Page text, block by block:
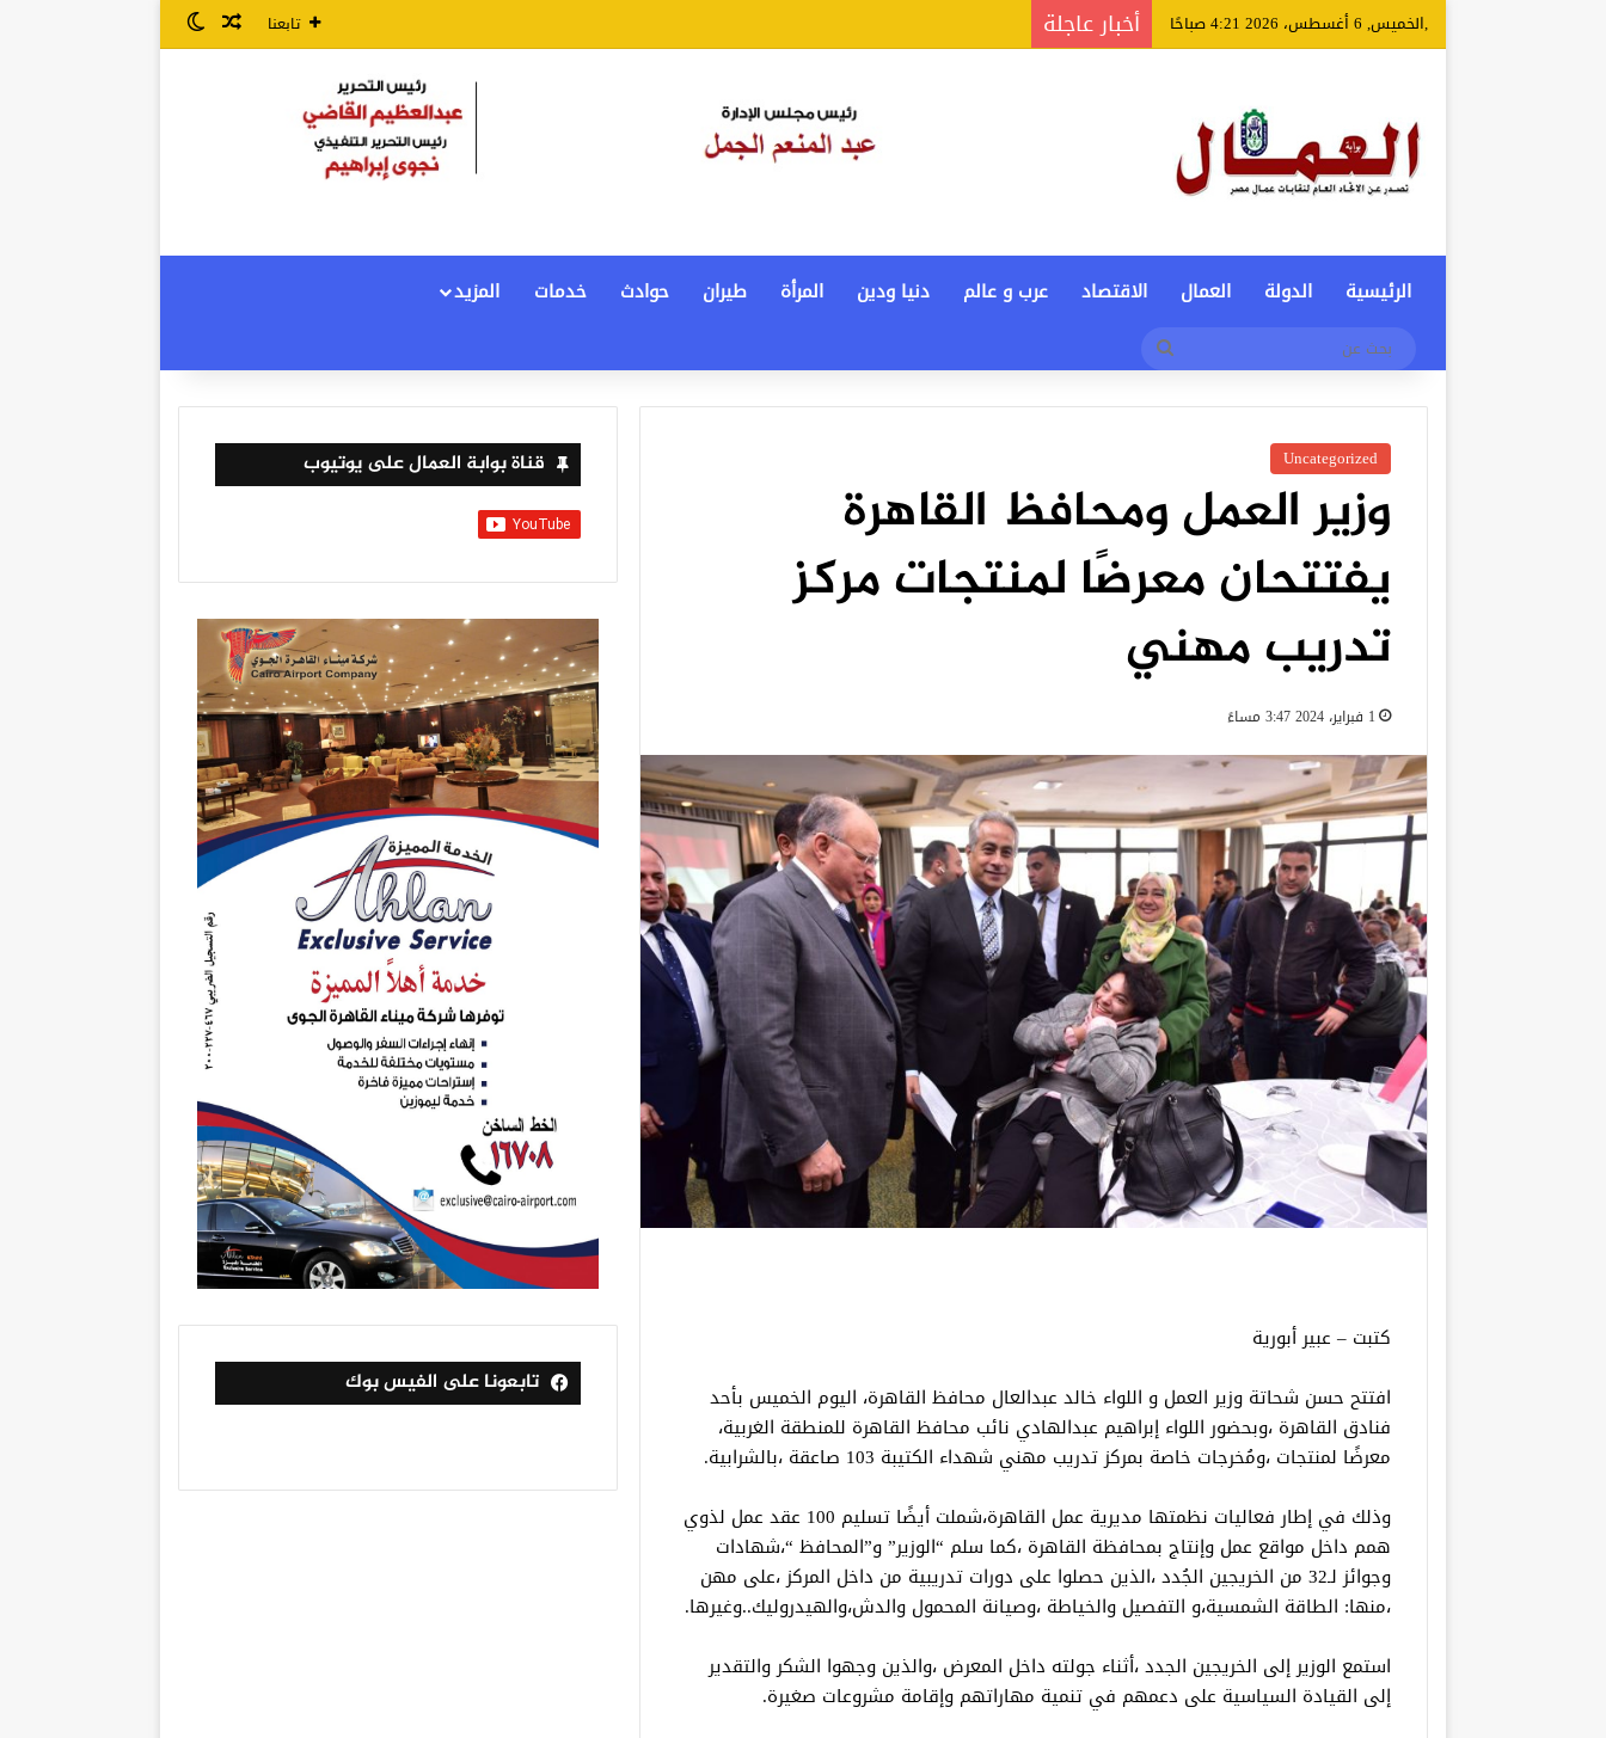
,الخميس, 6 أغسطس، 2026 4:21 صباحًا أخبار عاجلة تابعنا مقال عشوائي
الوضع المظلم
الرئيسية الدولة العمال الاقتصاد عرب و عالم دنيا ودين المرأة طيران حوادث خدمات
المزيد
Uncategorized
وزير العمل ومحافظ القاهرة
يفتتحان معرضًا لمنتجات مركز
تدريب مهني
1 فبراير، 2024 3:47 مساءً
كتبت – عبير أبورية
افتتح حسن شحاتة وزير العمل و اللواء خالد عبدالعال محافظ القاهرة، اليوم الخميس بأحد
فنادق القاهرة ،وبحضور اللواء إبراهيم عبدالهادي نائب محافظ القاهرة للمنطقة الغربية،
معرضًا لمنتجات ،ومُخرجات خاصة بمركز تدريب مهني شهداء الكتيبة 103 صاعقة ،بالشرابية.
وذلك في إطار فعاليات نظمتها مديرية عمل القاهرة،شملت أيضًا تسليم 100 عقد عمل لذوي
همم داخل مواقع عمل وإنتاج بمحافظة القاهرة ،كما سلم “الوزير” و”المحافظ “،شهادات
وجوائز لـ32 من الخريجين الجُدد ،الذين حصلوا على دورات تدريبية من داخل المركز ،على مهن
،منها: الطاقة الشمسية،و التفصيل والخياطة ،وصيانة المحمول والدش،والهيدروليك..وغيرها.
استمع الوزير إلى الخريجين الجدد ،أثناء جولته داخل المعرض ،والذين وجهوا الشكر والتقدير
إلى القيادة السياسية على دعمهم في تنمية مهاراتهم وإقامة مشروعات صغيرة.
قناة بوابة العمال على يوتيوب
تابعونا على الفيس بوك